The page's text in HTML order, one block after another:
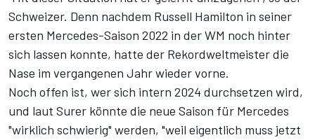
Schweizer. Denn nachdem Russell Hamilton in seiner
ersten Mercedes-Saison 2022 in der WM noch hinter
sich lassen konnte, hatte der Rekordweltmeisterdie
Nase im vergangenen Jahr wieder vorne.
Noch offen ist, wer sich intern 2024 durchsetzen wird,
und laut Surer könnte die neue Saison für Mercedes
"wirklich schwierig" werden, "weil eigentlich muss jetzt